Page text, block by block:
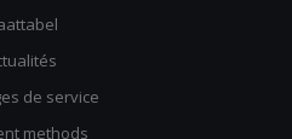
de service
methods